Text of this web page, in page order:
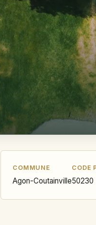
COMMUNE
Agon-Coutainville
CODE
50230